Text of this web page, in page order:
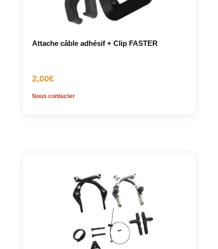
Attache câble adhésif + Clip FASTER
2,00€
Nous contacter